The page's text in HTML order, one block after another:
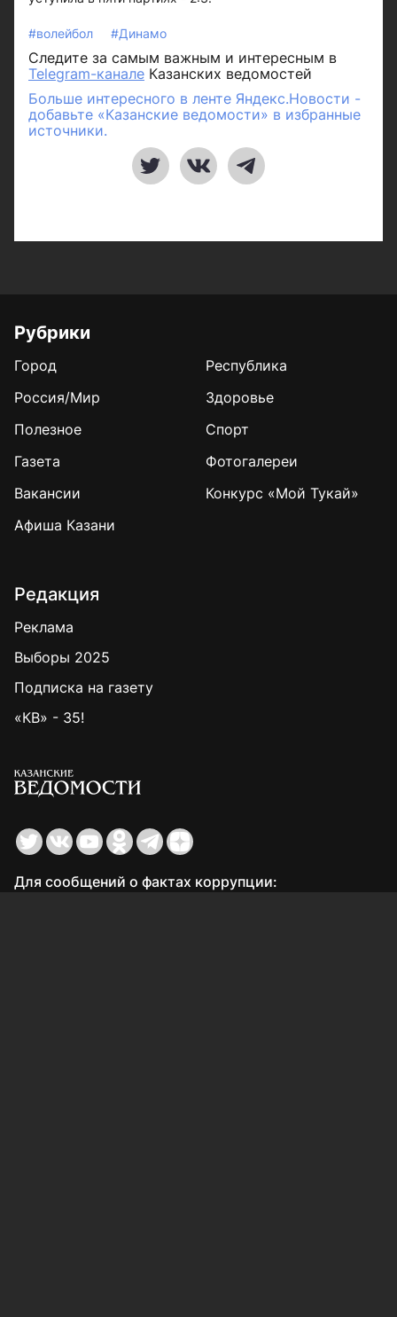
#волейбол #Динамо
Следите за самым важным и интересным в
Telegram-канале Казанских ведомостей
Больше интересного в ленте Яндекс.Новости -
добавьте «Казанские ведомости» в избранные
источники.
Рубрики
Город
Республика
Россия/Мир
Здоровье
Полезное
Спорт
Газета
Фотогалереи
Вакансии
Конкурс «Мой Тукай»
Афиша Казани
Редакция
Реклама
Выборы 2025
Подписка на газету
«КВ» - 35!
Для сообщений о фактах коррупции: